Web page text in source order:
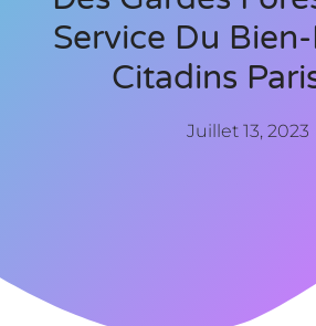
Service Du
Citadins
Juillet 13, 2023